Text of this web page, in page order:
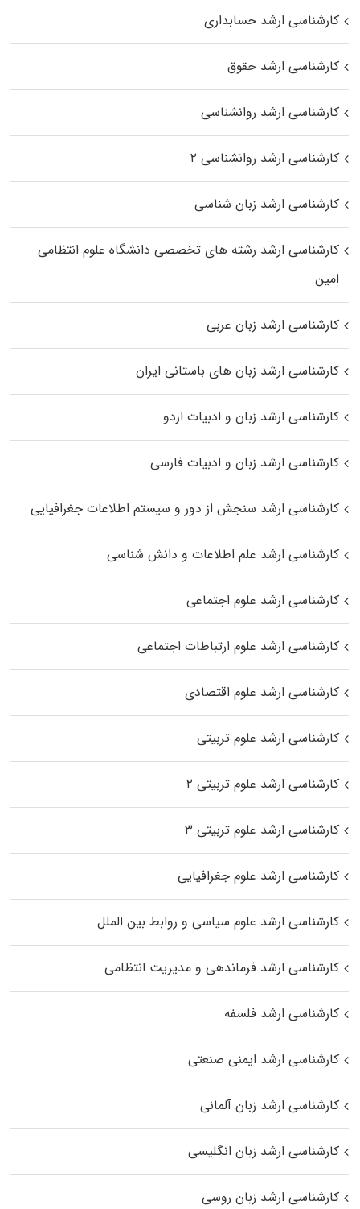
کارشناسی ارشد حسابداری
کارشناسی ارشد حقوق
کارشناسی ارشد روانشناسی
کارشناسی ارشد روانشناسی ۲
کارشناسی ارشد زبان شناسی
کارشناسی ارشد رﺷﺘﻪ ﻫﺎی تخصصی داﻧﺸﮕﺎه ﻋﻠﻮم انتظامی
اﻣﻴﻦ
کارشناسی ارشد زبان عربی
کارشناسی ارشد زبان‌ های باستانی ایران
کارشناسی ارشد زبان و ادبیات اردو
کارشناسی ارشد زبان و ادبیات فارسی
کارشناسی ارشد سنجش از دور و سیستم اطلاعات جغرافیایی
کارشناسی ارشد علم اطلاعات و دانش شناسی
کارشناسی ارشد علوم اجتماعی
کارشناسی ارشد علوم ارتباطات اجتماعی
کارشناسی ارشد علوم اقتصادی
کارشناسی ارشد علوم تربیتی
کارشناسی ارشد علوم تربیتی ۲
کارشناسی ارشد علوم تربیتی ۳
کارشناسی ارشد علوم جغرافیایی
کارشناسی ارشد علوم سیاسی و روابط بین الملل
کارشناسی ارشد فرماندهی و مدیریت انتظامی
کارشناسی ارشد فلسفه
کارشناسی ارشد ایمنی صنعتی
کارشناسی ارشد زبان آلمانی
کارشناسی ارشد زبان انگلیسی
کارشناسی ارشد زبان روسی